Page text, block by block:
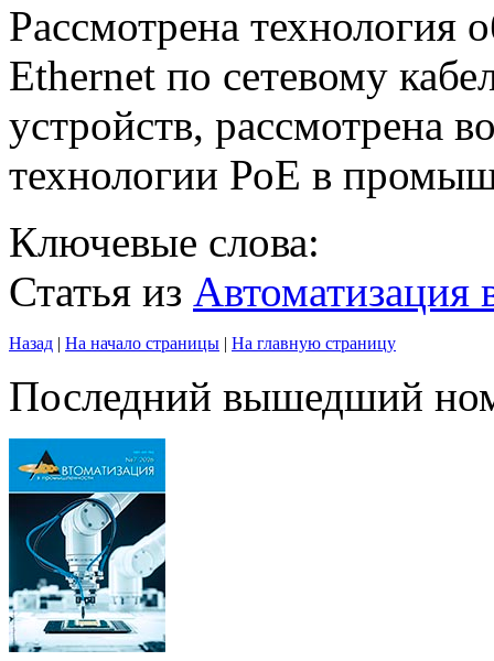
Рассмотрена технология
Ethernet по сетевому
устройств, рассмотрена
технологии РоЕ в
Ключевые слова:
Статья из
Назад | На начало страницы | На главную страницу
Последний вышедший